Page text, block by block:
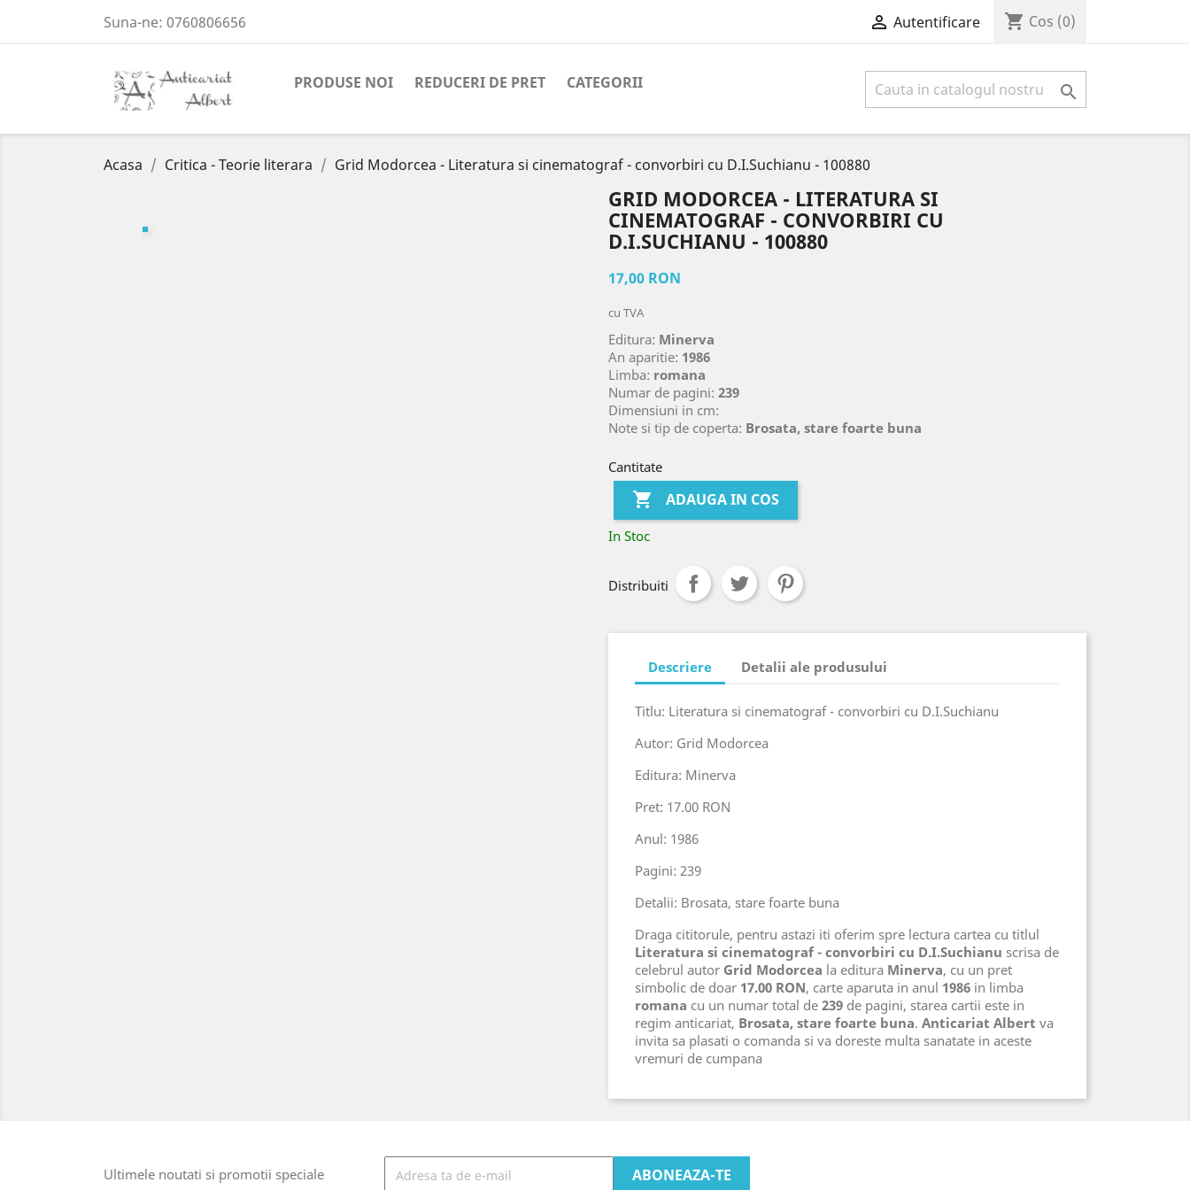
Suna-ne: 0760806656  Autentificare shopping_cart Cos (0)
PRODUSE NOI REDUCERI DE PRET CATEGORII 
Acasa Critica - Teorie literara Grid Modorcea - Literatura si cinematograf - convorbiri cu D.I.Suchianu - 100880
GRID MODORCEA - LITERATURA SI
CINEMATOGRAF - CONVORBIRI CU
D.I.SUCHIANU - 100880
17,00 RON
cu TVA
Editura: Minerva
An aparitie: 1986
Limba: romana
Numar de pagini: 239
Dimensiuni in cm:
Note si tip de coperta: Brosata, stare foarte buna
Cantitate
 ADAUGA IN COS
In Stoc
Distribuiti
Descriere Detalii ale produsului
Titlu: Literatura si cinematograf - convorbiri cu D.I.Suchianu
Autor: Grid Modorcea
Editura: Minerva
Pret: 17.00 RON
Anul: 1986
Pagini: 239
Detalii: Brosata, stare foarte buna
Draga cititorule, pentru astazi iti oferim spre lectura cartea cu titlul
Literatura si cinematograf - convorbiri cu D.I.Suchianu scrisa de
celebrul autor Grid Modorcea la editura Minerva, cu un pret
simbolic de doar 17.00 RON, carte aparuta in anul 1986 in limba
romana cu un numar total de 239 de pagini, starea cartii este in
regim anticariat, Brosata, stare foarte buna. Anticariat Albert va
invita sa plasati o comanda si va doreste multa sanatate in aceste
vremuri de cumpana
Ultimele noutati si promotii speciale